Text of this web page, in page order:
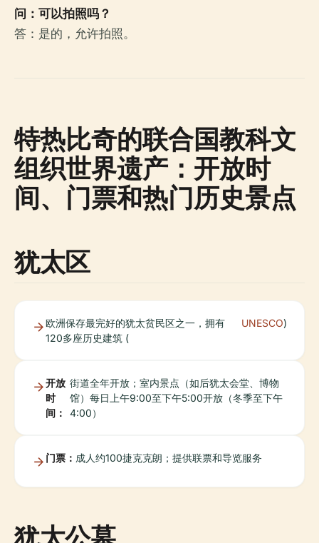
问：可以拍照吗？
答：是的，允许拍照。
特热比奇的联合国教科文
组织世界遗产：开放时
间、门票和热门历史景点
犹太区
欧洲保存最完好的犹太贫民区之一，拥有
120多座历史建筑 (
UNESCO)
开放
时
间：
街道全年开放；室内景点（如后犹太会堂、博物
馆）每日上午9:00至下午5:00开放（冬季至下午
4:00）
门票： 成人约100捷克克朗；提供联票和导览服务